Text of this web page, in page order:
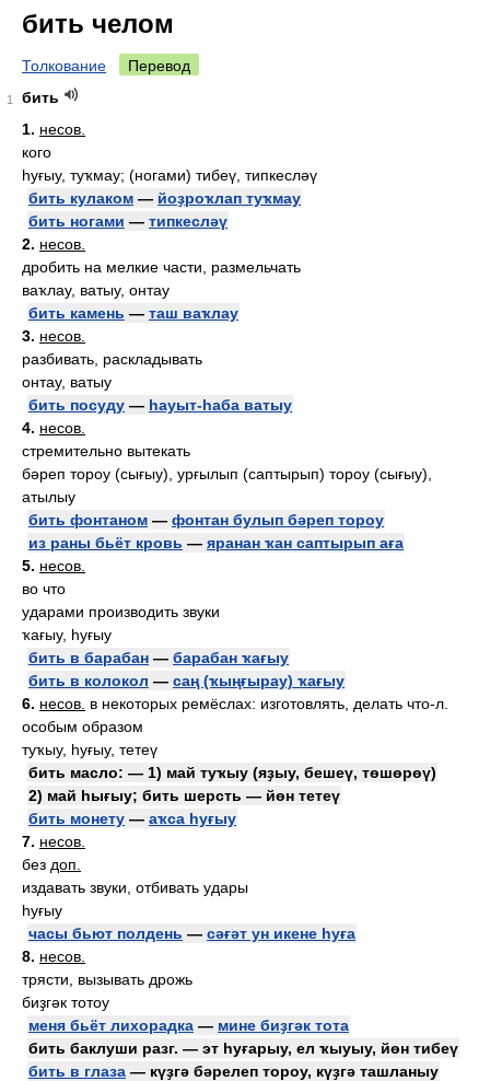
бить челом
Толкование Перевод
1
бить
1. несов.
кого
һуғыу, туҡмау; (ногами) тибеү, типкесләү
бить кулаком — йоҙроҡлап туҡмау
бить ногами — типкесләү
2. несов.
дробить на мелкие части, размельчать
ваҡлау, ватыу, онтау
бить камень — таш ваҡлау
3. несов.
разбивать, раскладывать
онтау, ватыу
бить посуду — һауыт-һаба ватыу
4. несов.
стремительно вытекать
бәреп тороу (сығыу), урғылып (саптырып) тороу (сығыу),
атылыу
бить фонтаном — фонтан булып бәреп тороу
из раны бьёт кровь — яранан ҡан саптырып аға
5. несов.
во что
ударами производить звуки
ҡағыу, һуғыу
бить в барабан — барабан ҡағыу
бить в колокол — саң (ҡыңғырау) ҡағыу
6. несов. в некоторых ремёслах: изготовлять, делать что-л.
особым образом
туҡыу, һуғыу, тетеү
бить масло: — 1) май туҡыу (яҙыу, бешеү, төшөрөү)
2) май һығыу; бить шерсть — йөн тетеү
бить монету — аҡса һуғыу
7. несов.
без доп.
издавать звуки, отбивать удары
һуғыу
часы бьют полдень — сәғәт ун икене һуға
8. несов.
трясти, вызывать дрожь
биҙгәк тотоу
меня бьёт лихорадка — мине биҙгәк тота
бить баклуши разг. — эт һуғарыу, ел ҡыуыу, йөн тибеү
бить в глаза — күҙгә бәрелеп тороу, күҙгә ташланыу